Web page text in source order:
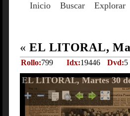
Inicio Buscar Explorar
« EL LITORAL,
Rollo:799 Idx:19446 Dvd:5
EL LITORAL, Martes 30